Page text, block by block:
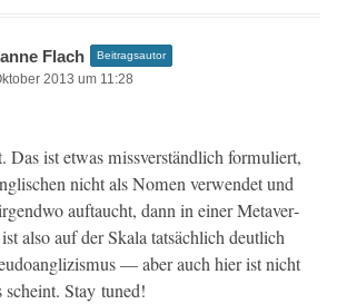
Flach Beitragsautor
2013 um 11:28
Das ist etwas missver­ständlich for­muliert,
nicht als Nomen ver­wen­det und
auf­taucht, dann in ein­er Metaver­
ist also auf der Skala tat­säch­lich deut­lich
— aber auch hier ist nicht
scheint. Stay tuned!